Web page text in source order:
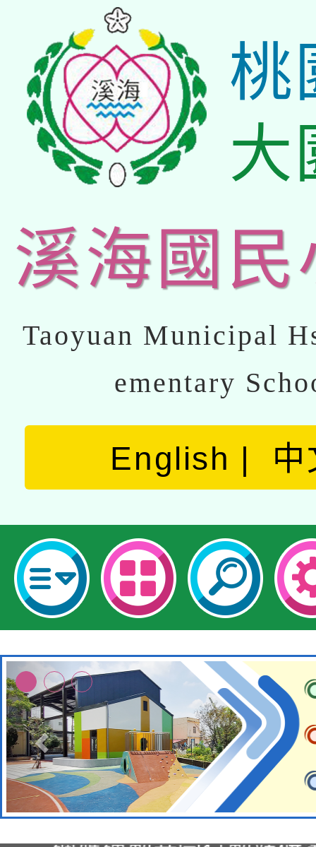
桃
大
溪海國民
Taoyuan Municipal
ementary
English 中
本校115學年度第2次
招甄選結果公告(無人